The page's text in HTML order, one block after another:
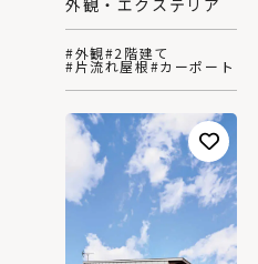
外観・エクステリア
#外観#2階建て
#片流れ屋根#カーポート